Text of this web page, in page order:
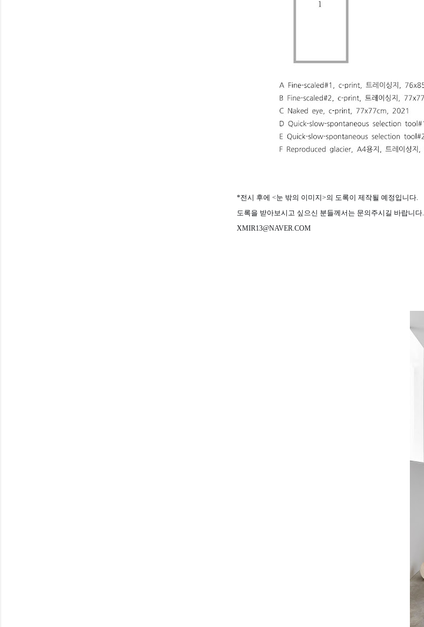
*전시 후에 <눈 밖의 이미지>의 도록이 제작될 예정입니다.
도록을 받아보시고 싶으신 분들께서는 문의주시길 바랍니다.
XMIR13@NAVER.COM